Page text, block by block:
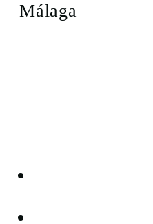
Málaga